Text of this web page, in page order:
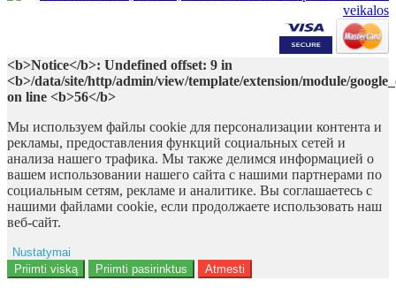
<b>Notice</b>: Undefined offset: 9 in
<b>/data/site/http/admin/view/template/extension/module/
on line <b>56</b>
Мы используем файлы cookie для персонализации контента и
рекламы, предоставления функций социальных сетей и
анализа нашего трафика. Мы также делимся информацией о
вашем использовании нашего сайта с нашими партнерами по
социальным сетям, рекламе и аналитике. Вы соглашаетесь с
нашими файлами cookie, если продолжаете использовать наш
веб-сайт.
Nustatymai
Reklama
Priimti viską Priimti pasirinktus Atmesti